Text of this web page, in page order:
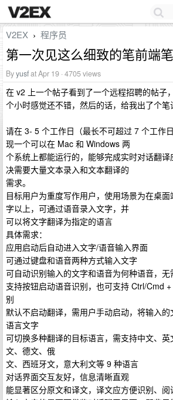
V2EX › 程序员
第一次见这么细致的笔前端
Byyusfat Apr 19 · 4705 views
在 v2 上一个帖子看到了一个远程招聘的帖子
个小时感觉还不错，然后的话，给我出了个笔
请在 3- 5 个工作日（最长不可超过 7 个工作
现一个可以在 Mac 和 Windows 两
个系统上都能运行的，能够完成实时对话翻
决需要大量文本录入和文本翻译的
需求。
目标用户为重度写作用户，使用场景为在桌
字以上，可通过语音录入文字，并
可以将文字翻译为指定的语言
具体需求：
应用启动后自动进入文字/语音输入界面
可通过键盘和语音两种方式输入文字
可自动识别输入的文字和语音为何种语音，
支持按钮启动语音识别，也可支持 Ctrl/Cmd
别
默认不启动翻译，需用户手动启动，将输入
语言文字
可切换多种翻译的目标语言，需支持中文、
文、德文、俄
文、西班牙文，意大利文等 9 种语言
对话界面交互友好，信息清晰直观
能显著区分原文和译文，译文应方便识别、阅